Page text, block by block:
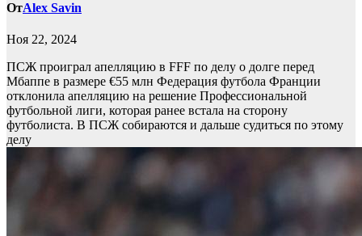
ОтAlex Savin
Ноя 22, 2024
ПСЖ проиграл апелляцию в FFF по делу о долге перед
Мбаппе в размере €55 млн Федерация футбола Франции
отклонила апелляцию на решение Профессиональной
футбольной лиги, которая ранее встала на сторону
футболиста. В ПСЖ собираются и дальше судиться по этому
делу